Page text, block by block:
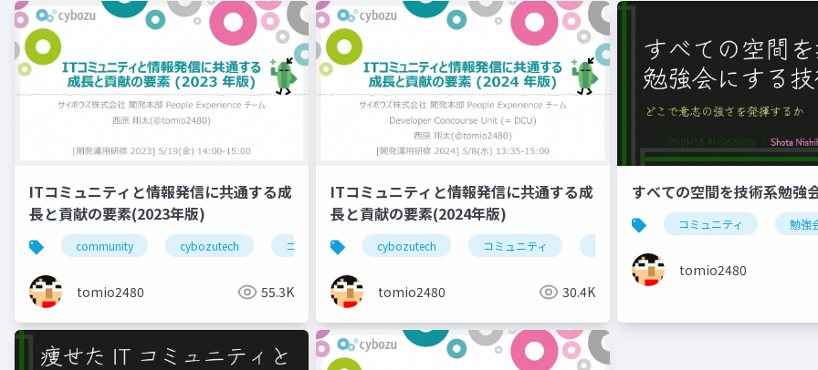
ITコミュニティと情報発信に共通する成
長と貢献の要素(2023年版)
community cybozutech コミュニティ 勉強会 ブログ blog
tomio2480 55.3K
ITコミュニティと情報発信に共通する成
長と貢献の要素(2024年版)
cybozutech コミュニティ 勉強会
tomio2480 30.4K
すべての空間を技術系勉強
コミュニティ 勉強
tomio2480